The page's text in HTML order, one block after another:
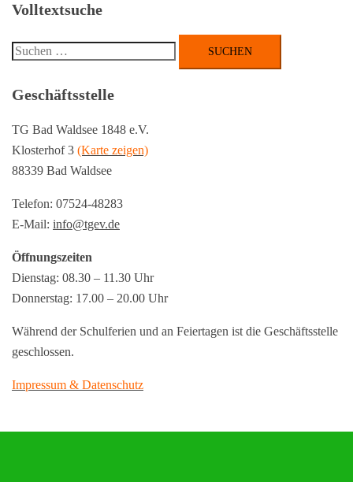
Volltextsuche
Suchen
Geschäftsstelle
TG Bad Waldsee 1848 e.V.
Klosterhof 3 (Karte zeigen)
88339 Bad Waldsee
Telefon: 07524-48283
E-Mail: info@tgev.de
Öffnungszeiten
Dienstag: 08.30 – 11.30 Uhr
Donnerstag: 17.00 – 20.00 Uhr
Während der Schulferien und an Feiertagen ist die Geschäftsstelle
geschlossen.
Impressum & Datenschutz